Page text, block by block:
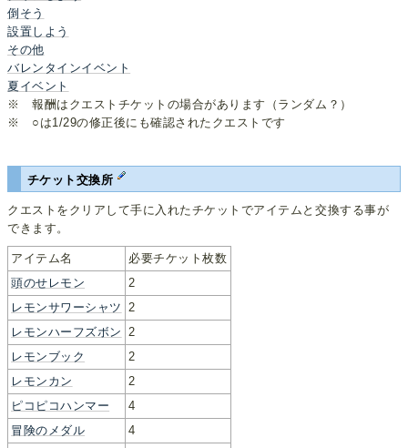
倒そう
設置しよう
その他
バレンタインイベント
夏イベント
※ 報酬はクエストチケットの場合があります（ランダム？）
※ ○は1/29の修正後にも確認されたクエストです
チケット交換所
クエストをクリアして手に入れたチケットでアイテムと交換する事が
できます。
アイテム名
必要チケット枚数
頭のせレモン
2
レモンサワーシャツ
2
レモンハーフズボン
2
レモンブック
2
レモンカン
2
ピコピコハンマー
4
冒険のメダル
4